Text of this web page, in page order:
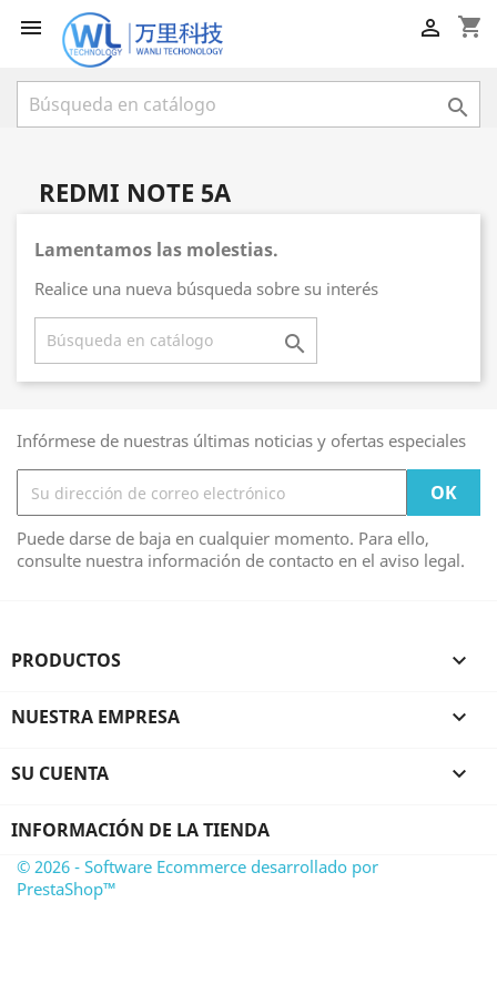
 shopping_cart


REDMI NOTE 5A
Lamentamos las molestias.
Realice una nueva búsqueda sobre su interés

Infórmese de nuestras últimas noticias y ofertas especiales
Puede darse de baja en cualquier momento. Para ello,
consulte nuestra información de contacto en el aviso legal.
PRODUCTOS 
NUESTRA EMPRESA 
SU CUENTA 
INFORMACIÓN DE LA TIENDA
© 2026 - Software Ecommerce desarrollado por
PrestaShop™